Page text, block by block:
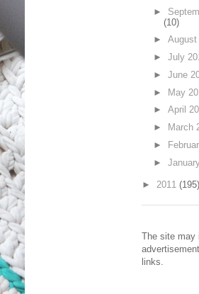
►
(10)
► August
► July
► June
► May
► April
►
March
►
►
► 2011 (195)
The site may
links.